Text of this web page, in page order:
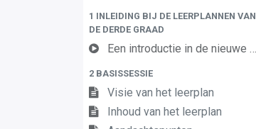
1 INLEIDING BIJ DE LEERPLANNEN VAN
DE DERDE GRAAD
Een introductie in de nieuwe leerplannen van de derde graad
2 BASISSESSIE
Visie van het leerplan
Inhoud van het leerplan